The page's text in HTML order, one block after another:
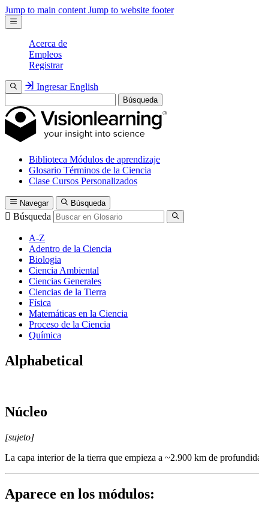
Jump to main content Jump to website footer
Acerca de
Empleos
Registrar
Ingresar English
Búsqueda
Biblioteca Módulos de aprendizaje
Glosario Términos de la Ciencia
Clase Cursos Personalizados
Navegar Búsqueda
Búsqueda
A-Z
Adentro de la Ciencia
Biologia
Ciencia Ambiental
Ciencias Generales
Ciencias de la Tierra
Física
Matemáticas en la Ciencia
Proceso de la Ciencia
Química
Alphabetical
Núcleo
[sujeto]
La capa interior de la tierra que empieza a ~2.900 km de
Aparece en los módulos: